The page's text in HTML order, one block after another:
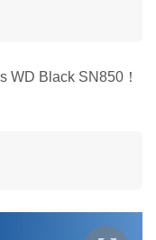
WD Black SN850！